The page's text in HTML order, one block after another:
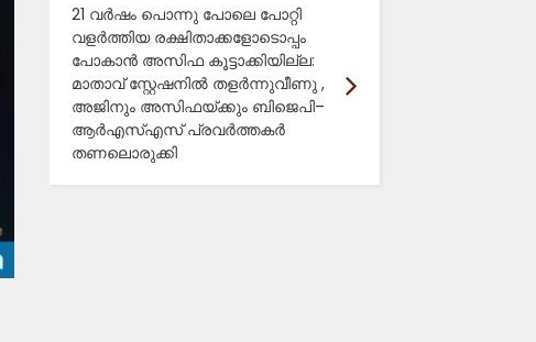
21 വർഷം പൊന്നു പോലെ പോറ്റി
വളർത്തിയ രക്ഷിതാക്കളോടൊപ്പം
പോകാൻ അസിഫ കൂട്ടാക്കിയില്ല:
മാതാവ് സ്റ്റേഷനിൽ തളർന്നുവീണു ,
അജിനും അസിഫയ്ക്കും ബിജെപി–
ആർഎസ്എസ് പ്രവർത്തകർ
തണലൊരുക്കി